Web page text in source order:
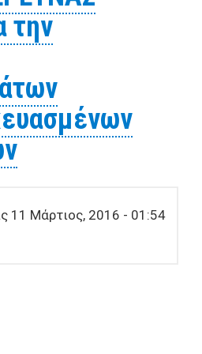
οστεοθηκών
την
11 Μάρτιος, 2016 - 01:54